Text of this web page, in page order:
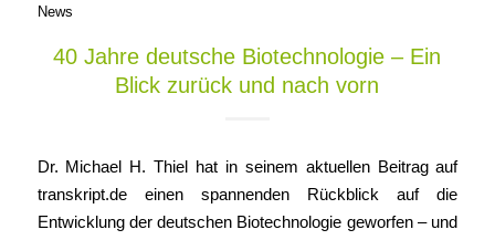
News
40 Jahre deutsche Biotechnologie – Ein
Blick zurück und nach vorn
Dr. Michael H. Thiel hat in seinem aktuellen Beitrag auf
transkript.de einen spannenden Rückblick auf die
Entwicklung der deutschen Biotechnologie geworfen – und